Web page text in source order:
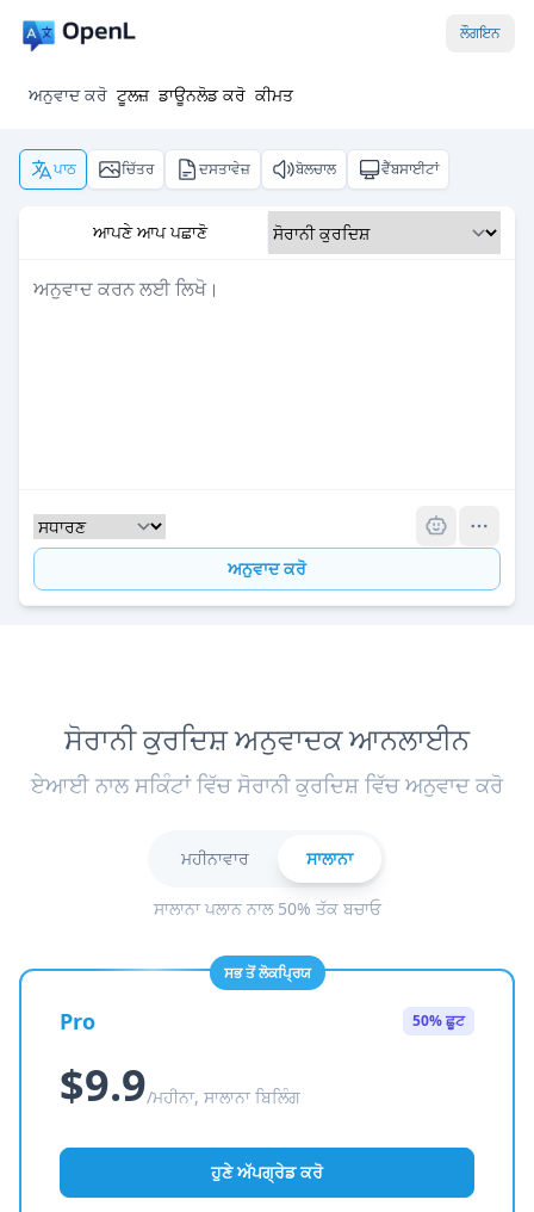
ਲੌਗਇਨ
ਅਨੁਵਾਦ ਕਰੋ ਟੂਲਜ਼ ਡਾਊਨਲੋਡ ਕਰੋ ਕੀਮਤ
ਪਾਠ ਚਿੱਤਰ ਦਸਤਾਵੇਜ਼ ਬੋਲਚਾਲ ਵੈੱਬਸਾਈਟਾਂ
ਆਪਣੇ ਆਪ ਪਛਾਣੋ
ਅਨੁਵਾਦ ਕਰੋ
ਸੋਰਾਨੀ ਕੁਰਦਿਸ਼ ਅਨੁਵਾਦਕ ਆਨਲਾਈਨ
ਏਆਈ ਨਾਲ ਸਕਿੰਟਾਂ ਵਿੱਚ ਸੋਰਾਨੀ ਕੁਰਦਿਸ਼ ਵਿੱਚ ਅਨੁਵਾਦ ਕਰੋ
ਮਹੀਨਾਵਾਰ ਸਾਲਾਨਾ
ਸਾਲਾਨਾ ਪਲਾਨ ਨਾਲ 50% ਤੱਕ ਬਚਾਓ
ਸਭ ਤੋਂ ਲੋਕਪ੍ਰਿਯ
Pro 50% ਛੂਟ
$9.9/ਮਹੀਨਾ, ਸਾਲਾਨਾ ਬਿਲਿੰਗ
ਹੁਣੇ ਅੱਪਗ੍ਰੇਡ ਕਰੋ